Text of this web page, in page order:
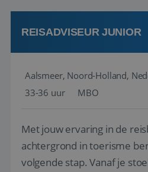
werken: of het nu gaat om
REISADVISEUR JUNIOR
Aalsmeer, Noord-Holland,
33-36 uur
MBO
Met jouw ervaring in de
achtergrond in toerisme
volgende stap. Vanaf je